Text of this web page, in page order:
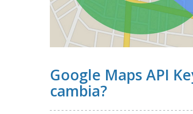
Google Maps API
cambia?